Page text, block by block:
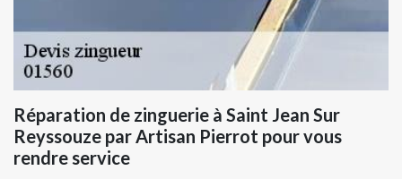
Réparation de zinguerie à Saint Jean Sur
Reyssouze par Artisan Pierrot pour vous
rendre service